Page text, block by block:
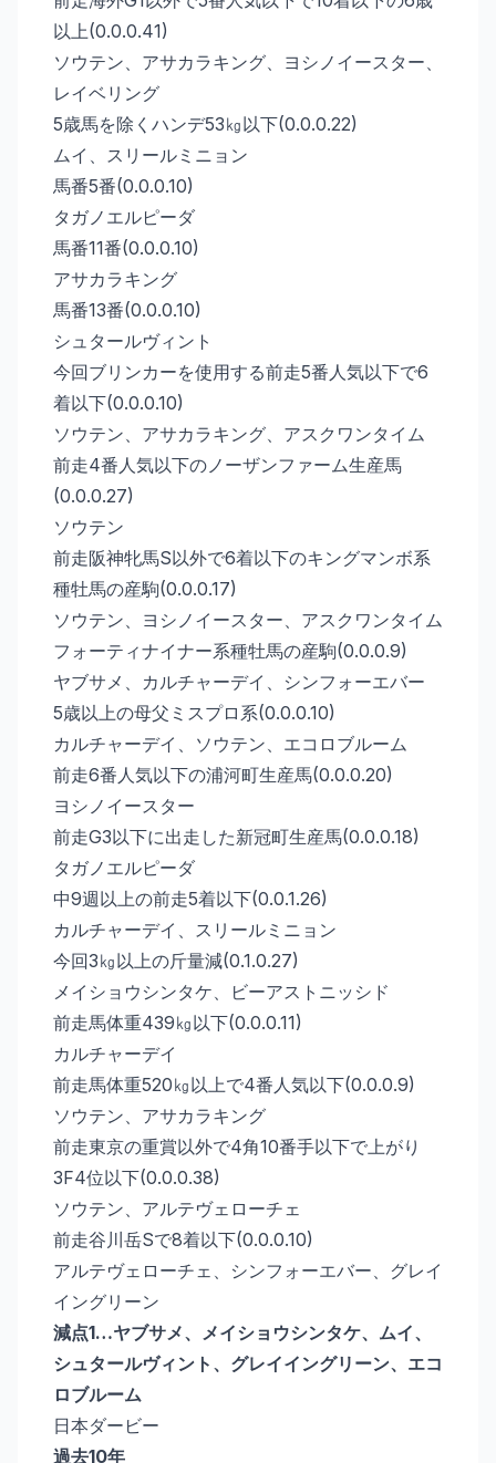
以上(0.0.0.41)
ソウテン、アサカラキング、ヨシノイースター、
レイベリング
5歳馬を除くハンデ53㎏以下(0.0.0.22)
ムイ、スリールミニョン
馬番5番(0.0.0.10)
タガノエルピーダ
馬番11番(0.0.0.10)
アサカラキング
馬番13番(0.0.0.10)
シュタールヴィント
今回ブリンカーを使用する前走5番人気以下で6
着以下(0.0.0.10)
ソウテン、アサカラキング、アスクワンタイム
前走4番人気以下のノーザンファーム生産馬
(0.0.0.27)
ソウテン
前走阪神牝馬S以外で6着以下のキングマンボ系
種牡馬の産駒(0.0.0.17)
ソウテン、ヨシノイースター、アスクワンタイム
フォーティナイナー系種牡馬の産駒(0.0.0.9)
ヤブサメ、カルチャーデイ、シンフォーエバー
5歳以上の母父ミスプロ系(0.0.0.10)
カルチャーデイ、ソウテン、エコロブルーム
前走6番人気以下の浦河町生産馬(0.0.0.20)
ヨシノイースター
前走G3以下に出走した新冠町生産馬(0.0.0.18)
タガノエルピーダ
中9週以上の前走5着以下(0.0.1.26)
カルチャーデイ、スリールミニョン
今回3㎏以上の斤量減(0.1.0.27)
メイショウシンタケ、ビーアストニッシド
前走馬体重439㎏以下(0.0.0.11)
カルチャーデイ
前走馬体重520㎏以上で4番人気以下(0.0.0.9)
ソウテン、アサカラキング
前走東京の重賞以外で4角10番手以下で上がり
3F4位以下(0.0.0.38)
ソウテン、アルテヴェローチェ
前走谷川岳Sで8着以下(0.0.0.10)
アルテヴェローチェ、シンフォーエバー、グレイ
イングリーン
減点1…ヤブサメ、メイショウシンタケ、ムイ、
シュタールヴィント、グレイイングリーン、エコ
ロブルーム
日本ダービー
過去10年